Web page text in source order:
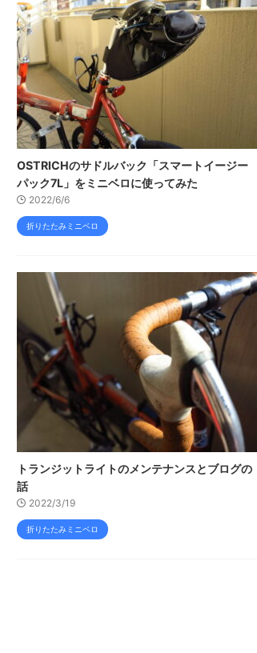
OSTRICHのサドルバック「スマートイージー
パック7L」をミニベロに使ってみた
2022/6/6
折りたたみミニベロ
トランジットライトのメンテナンスとブログの
話
2022/3/19
折りたたみミニベロ